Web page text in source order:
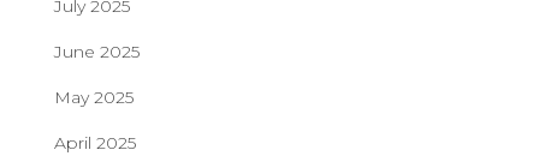
July 2025
June 2025
May 2025
April 2025